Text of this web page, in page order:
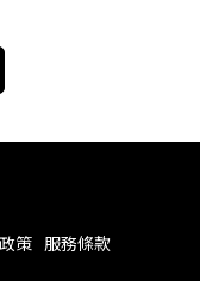
策 服務條款